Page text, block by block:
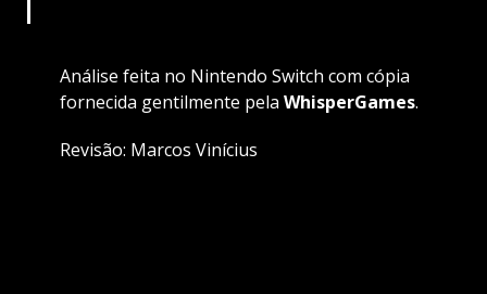
Análise feita no Nintendo Switch com cópia
fornecida gentilmente pela WhisperGames.
Revisão: Marcos Vinícius